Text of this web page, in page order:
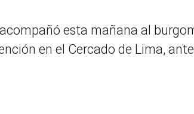
esta mañana al
en el Cercado de Lima,